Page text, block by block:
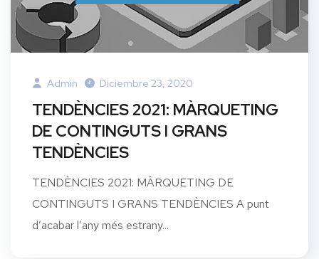
Admin Diciembre 23, 2020
TENDÈNCIES 2021: MÀRQUETING
DE CONTINGUTS I GRANS
TENDÈNCIES
TENDÈNCIES 2021: MÀRQUETING DE
CONTINGUTS I GRANS TENDÈNCIES A punt
d’acabar l’any més estrany...